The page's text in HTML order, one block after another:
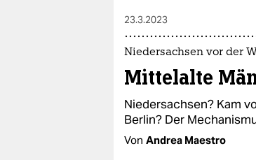
23.3.2023
Niedersachsen vor der
Mittelalte
Niedersachsen? Kam
Berlin? Der
Von Andrea Maestro